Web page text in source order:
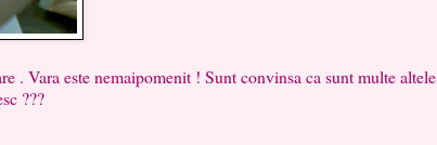
. Vara este nemaipomenit ! Sunt convinsa ca sunt multe altele
???